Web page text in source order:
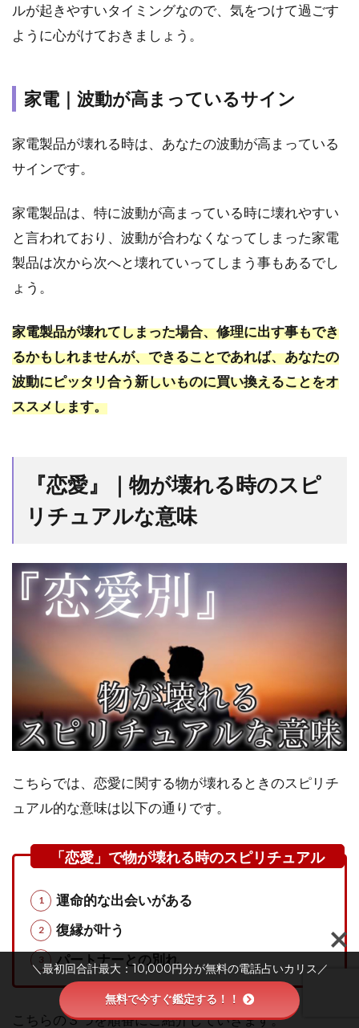
ルが起きやすいタイミングなので、気をつけて過ごす
ように心がけておきましょう。
家電｜波動が高まっているサイン
家電製品が壊れる時は、あなたの波動が高まっている
サインです。
家電製品は、特に波動が高まっている時に壊れやすい
と言われており、波動が合わなくなってしまった家電
製品は次から次へと壊れていってしまう事もあるでし
ょう。
家電製品が壊れてしまった場合、修理に出す事もでき
るかもしれませんが、できることであれば、あなたの
波動にピッタリ合う新しいものに買い換えることをオ
ススメします。
『恋愛』｜物が壊れる時のスピ
リチュアルな意味
こちらでは、恋愛に関する物が壊れるときのスピリチ
ュアル的な意味は以下の通りです。
運命的な出会いがある
復縁が叶う
パートナーとの別れ
こちらの３つを順番にご紹介していきます。
＼最初回合計最大：10,000円分が無料の電話占いカリス／
無料で今すぐ鑑定する！！